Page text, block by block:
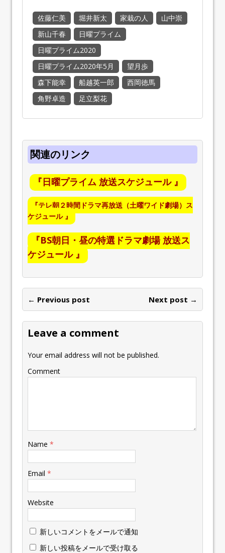
佐藤仁美 堀井新太 家栽の人
山中崇
新山千春
日曜プライム
日曜プライム2020
日曜プライム2020年5月
望月歩
森下能幸
船越英一郎
西岡徳馬
角野卓造
足立梨花
関連のリンク
『日曜プライム 放送スケジュール 』
『テレ朝２時間ドラマ再放送（土曜ワイド劇場）ス
ケジュール 』
『BS朝日・昼の特選ドラマ劇場 放送ス
ケジュール 』
← Previous post Next post →
Leave a comment
Your email address will not be published.
Comment
Name *
Email *
Website
新しいコメントをメールで通知
新しい投稿をメールで受け取る